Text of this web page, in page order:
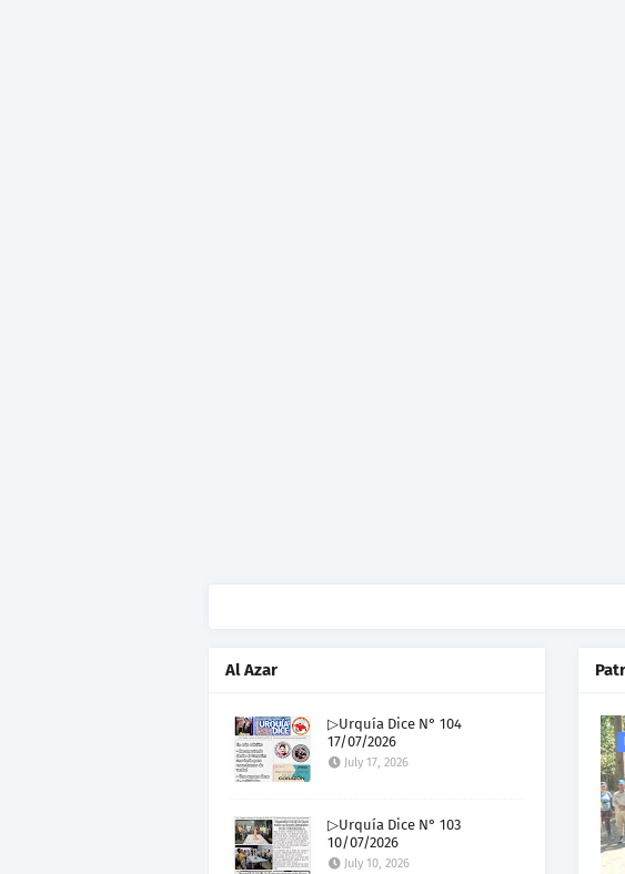
Al Azar
▷Urquía Dice N° 104
17/07/2026
July 17, 2026
▷Urquía Dice N° 103
10/07/2026
July 10, 2026